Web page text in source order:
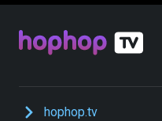
hophop.tv